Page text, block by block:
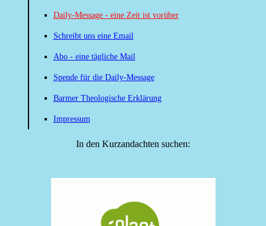
Daily-Message - eine Zeit ist vorüber
Schreibt uns eine Email
Abo - eine tägliche Mail
Spende für die Daily-Message
Barmer Theologische Erklärung
Impressum
In den Kurzandachten suchen: